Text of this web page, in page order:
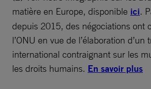
matière en Europe, disponible ici.
depuis 2015, des négociations ont
l’ONU en vue de l’élaboration d’un
international contraignant sur les
les droits humains. En savoir plus